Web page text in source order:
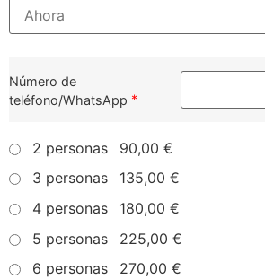
Número de
teléfono/WhatsApp *
2 personas
90,00 €
3 personas
135,00 €
4 personas
180,00 €
5 personas
225,00 €
6 personas
270,00 €